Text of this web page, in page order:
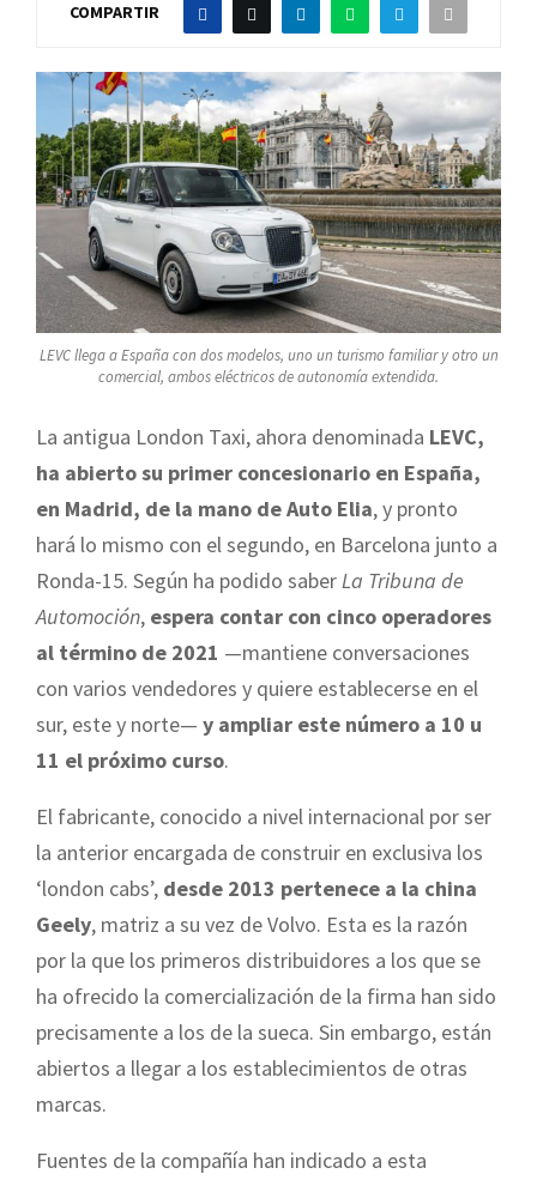
COMPARTIR
LEVC llega a España con dos modelos, uno un turismo familiar y otro un
comercial, ambos eléctricos de autonomía extendida.
La antigua London Taxi, ahora denominada LEVC,
ha abierto su primer concesionario en España,
en Madrid, de la mano de Auto Elia, y pronto
hará lo mismo con el segundo, en Barcelona junto a
Ronda-15. Según ha podido saberLa Tribuna de
Automoción, espera contar con cinco operadores
al término de 2021 —mantiene conversaciones
con varios vendedores y quiere establecerse en el
sur, este y norte— y ampliar este número a 10 u
11 el próximo curso.
El fabricante, conocido a nivel internacional por ser
la anterior encargada de construir en exclusiva los
‘london cabs’, desde 2013 pertenece a la china
Geely, matriz a su vez de Volvo. Esta es la razón
por la que los primeros distribuidores a los que se
ha ofrecido la comercialización de la firma han sido
precisamente a los de la sueca. Sin embargo, están
abiertos a llegar a los establecimientos de otras
marcas.
Fuentes de la compañía han indicado a esta